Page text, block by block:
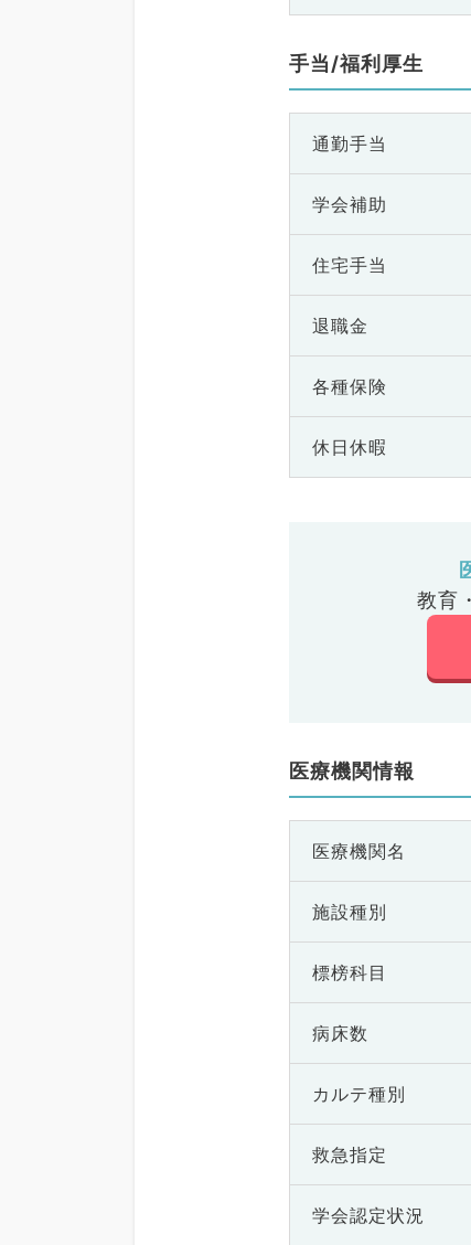
手当/福利厚生
通勤手当
学会補助
住宅手当
退職金
各種保険
休日休暇
教育
医療機関情報
医療機関名
施設種別
標榜科目
病床数
カルテ種別
救急指定
学会認定状況